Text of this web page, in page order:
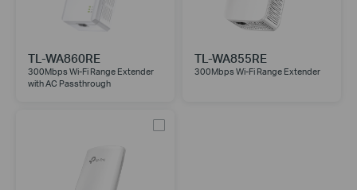
TL-WA860RE
300Mbps Wi-Fi Range Extender
with AC Passthrough
TL-WA855RE
300Mbps Wi-Fi Range Extender